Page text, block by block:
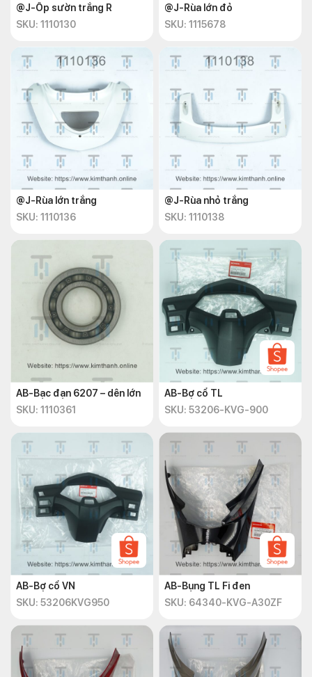
@J-Ốp sườn trắng R
SKU: 1110130
@J-Rùa lớn đỏ
SKU: 1115678
@J-Rùa lớn trắng
SKU: 1110136
@J-Rùa nhỏ trắng
SKU: 1110138
AB-Bạc đạn 6207 – dên lớn
SKU: 1110361
AB-Bợ cổ TL
SKU: 53206-KVG-900
AB-Bợ cổ VN
SKU: 53206KVG950
AB-Bụng TL Fi đen
SKU: 64340-KVG-A30ZF